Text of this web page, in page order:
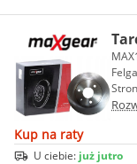
Kup na raty
U ciebie: już jutro